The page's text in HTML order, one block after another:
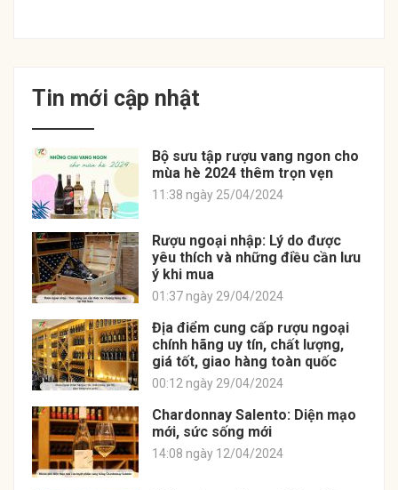
Tin mới cập nhật
Bộ sưu tập rượu vang ngon cho
mùa hè 2024 thêm trọn vẹn
11:38 ngày 25/04/2024
Rượu ngoại nhập: Lý do được
yêu thích và những điều cần lưu
ý khi mua
01:37 ngày 29/04/2024
Địa điểm cung cấp rượu ngoại
chính hãng uy tín, chất lượng,
giá tốt, giao hàng toàn quốc
00:12 ngày 29/04/2024
Chardonnay Salento: Diện mạo
mới, sức sống mới
14:08 ngày 12/04/2024